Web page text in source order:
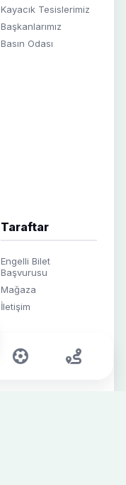
Kayacık Tesislerimiz
Başkanlarımız
Basın Odası
Taraftar
Engelli Bilet
Başvurusu
Mağaza
İletişim